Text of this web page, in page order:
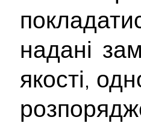
надані
якості,